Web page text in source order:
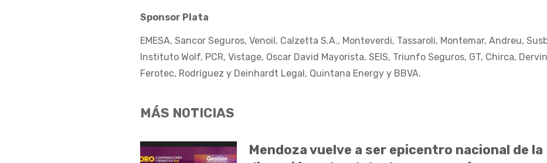
Sponsor Plata
EMESA, Sancor Seguros, Venoil, Calzetta S.A., Monteverdi, Tassaroli, Montemar, Andreu,
Instituto Wolf, PCR, Vistage, Oscar David Mayorista, SEIS, Triunfo Seguros, GT, Chirca,
Ferotec, Rodríguez y Deinhardt Legal, Quintana Energy y BBVA.
MÁS NOTICIAS
Mendoza vuelve a ser epicentro nacional de la